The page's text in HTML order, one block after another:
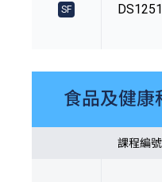
SF
食品及健康
課程編號